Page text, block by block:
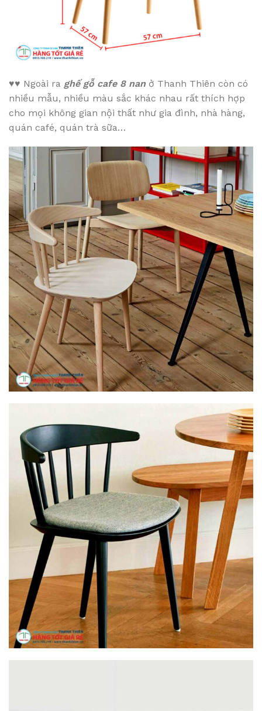
♥♥ Ngoài ra ghế gỗ cafe 8 nanở Thanh Thiên còn có
nhiều mẫu, nhiều màu sắc khác nhau rất thích hợp
cho mọi không gian nội thất như gia đình, nhà hàng,
quán café, quán trà sữa…